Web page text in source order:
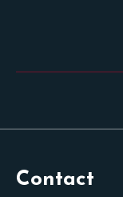
Contact